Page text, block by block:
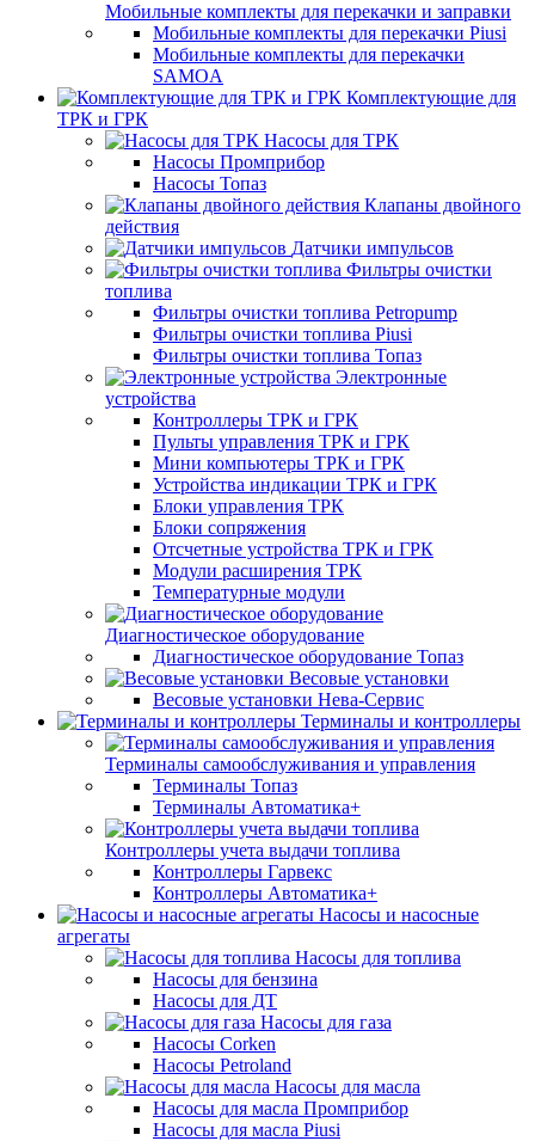
Мобильные комплекты для перекачки и заправки
Мобильные комплекты для перекачки Piusi
Мобильные комплекты для перекачки
SAMOA
Комплектующие для
ТРК и ГРК
Насосы для ТРК
Насосы Промприбор
Насосы Топаз
Клапаны двойного
действия
Датчики импульсов
Фильтры очистки
топлива
Фильтры очистки топлива Petropump
Фильтры очистки топлива Piusi
Фильтры очистки топлива Топаз
Электронные
устройства
Контроллеры ТРК и ГРК
Пульты управления ТРК и ГРК
Мини компьютеры ТРК и ГРК
Устройства индикации ТРК и ГРК
Блоки управления ТРК
Блоки сопряжения
Отсчетные устройства ТРК и ГРК
Модули расширения ТРК
Температурные модули
Диагностическое оборудование
Диагностическое оборудование Топаз
Весовые установки
Весовые установки Нева-Сервис
Терминалы и контроллеры
Терминалы самообслуживания и управления
Терминалы Топаз
Терминалы Автоматика+
Контроллеры учета выдачи топлива
Контроллеры Гарвекс
Контроллеры Автоматика+
Насосы и насосные
агрегаты
Насосы для топлива
Насосы для бензина
Насосы для ДТ
Насосы для газа
Насосы Corken
Насосы Petroland
Насосы для масла
Насосы для масла Промприбор
Насосы для масла Piusi